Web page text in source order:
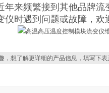
来频繁接到其他品牌
时遇到问题或故障，欢
，想了解更详细的产品信息，填写下表